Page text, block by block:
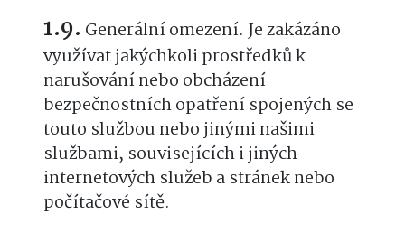
Generální omezení. Je zakázáno
využívat jakýchkoli prostředků k
narušování nebo obcházení
bezpečnostních opatření spojených se
touto službou nebo jinými našimi
službami, souvisejících i jiných
internetových služeb a stránek nebo
počítačové sítě.